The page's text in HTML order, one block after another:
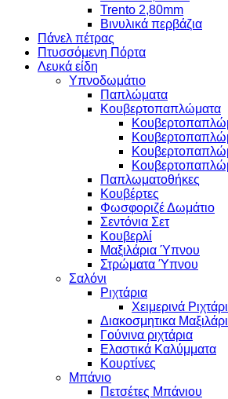
Trento 2,80mm
Βινυλικά περβάζια
Πάνελ πέτρας
Πτυσσόμενη Πόρτα
Λευκά είδη
Υπνοδωμάτιο
Παπλώματα
Κουβερτοπαπλώματα
Παπλωματοθήκες
Κουβέρτες
Φωσφοριζέ Δωμάτιο
Σεντόνια Σετ
Κουβερλί
Μαξιλάρια Ύπνου
Στρώματα Ύπνου
Σαλόνι
Ριχτάρια
Χειμερινά
Διακοσμητικα
Γούνινα ριχτάρια
Ελαστικά Καλύμματα
Κουρτίνες
Μπάνιο
Πετσέτες Μπάνιου